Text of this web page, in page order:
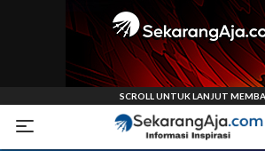
Sekarangaja
Informasi Inspirasi Malang Raya